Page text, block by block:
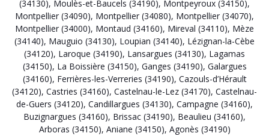
(34130), Moulès-et-Baucels (34190), Montpeyroux (34150),
Montpellier (34090), Montpellier (34080), Montpellier (34070),
Montpellier (34000), Montaud (34160), Mireval (34110), Mèze
(34140), Mauguio (34130), Loupian (34140), Lézignan-la-Cèbe
(34120), Laroque (34190), Lansargues (34130), Lagamas
(34150), La Boissière (34150), Ganges (34190), Galargues
(34160), Ferrières-les-Verreries (34190), Cazouls-d’Hérault
(34120), Castries (34160), Castelnau-le-Lez (34170), Castelnau-
de-Guers (34120), Candillargues (34130), Campagne (34160),
Buzignargues (34160), Brissac (34190), Beaulieu (34160),
Arboras (34150), Aniane (34150), Agonès (34190)